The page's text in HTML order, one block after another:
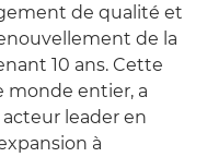
de qualité et
de la
10 ans. Cette
monde entier, a
leader en
à